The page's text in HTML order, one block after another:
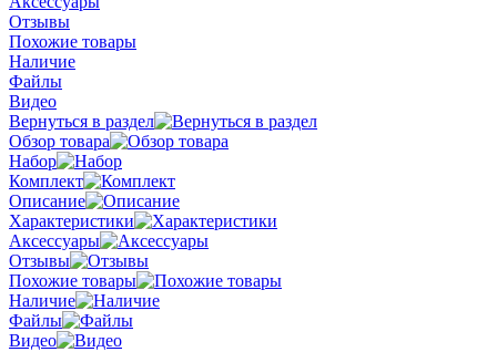
Отзывы
Похожие товары
Наличие
Файлы
Видео
Вернуться в раздел
Обзор товара
Набор
Комплект
Описание
Характеристики
Аксессуары
Отзывы
Похожие товары
Наличие
Файлы
Видео